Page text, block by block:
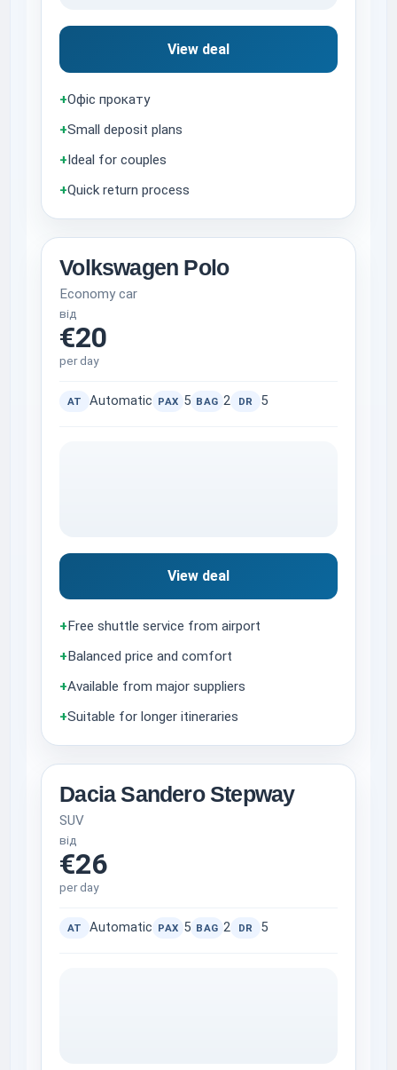
View deal
+Офіс прокату
+Small deposit plans
+Ideal for couples
+Quick return process
Volkswagen Polo
Economy car
від
€20
per day
AT Automatic PAX 5 BAG 2 DR 5
View deal
+Free shuttle service from airport
+Balanced price and comfort
+Available from major suppliers
+Suitable for longer itineraries
Dacia Sandero Stepway
SUV
від
€26
per day
AT Automatic PAX 5 BAG 2 DR 5